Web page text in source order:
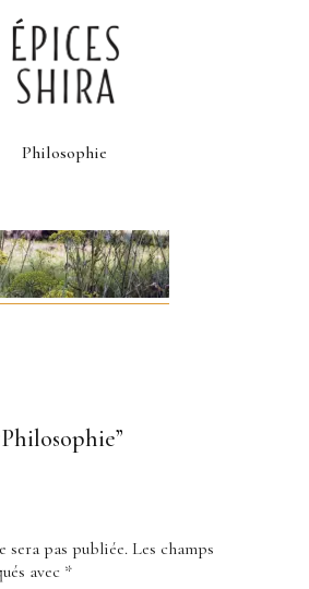
des
Philosophie
Philosophie”
sera pas publiée. Les champs
avec *